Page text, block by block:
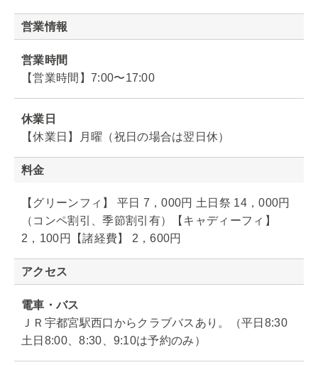
営業情報
営業時間
【営業時間】7:00〜17:00
休業日
【休業日】月曜（祝日の場合は翌日休）
料金
【グリーンフィ】 平日 7，000円 土日祭 14，000円
（コンペ割引、季節割引有）【キャディーフィ】
2，100円【諸経費】 2，600円
アクセス
電車・バス
ＪＲ宇都宮駅西口からクラブバスあり。（平日8:30
土日8:00、8:30、9:10は予約のみ）